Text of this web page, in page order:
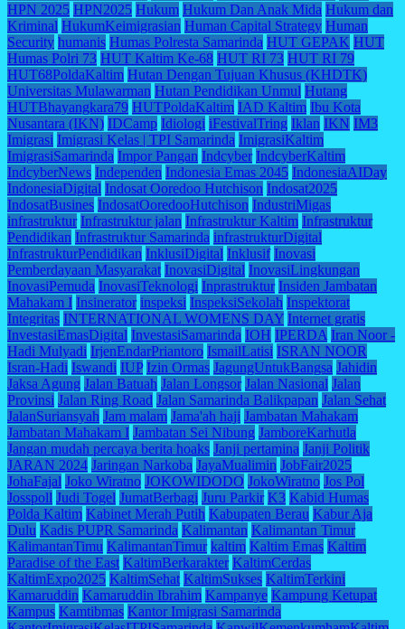
HPN 2025 HPN2025 Hukum Hukum Dan Anak Mida Hukum dan
Kriminal HukumKeimigrasian Human Capital Strategy Human
Security humanis Humas Polresta Samarinda HUT GEPAK HUT
Humas Polri 73 HUT Kaltim Ke-68 HUT RI 73 HUT RI 79
HUT68PoldaKaltim Hutan Dengan Tujuan Khusus (KHDTK)
Universitas Mulawarman Hutan Pendidikan Unmul Hutang
HUTBhayangkara79 HUTPoldaKaltim IAD Kaltim Ibu Kota
Nusantara (IKN) IDCamp Idiologi iFestivalTring Iklan IKN IM3
Imigrasi Imigrasi Kelas | TPI Samarinda ImigrasiKaltim
ImigrasiSamarinda Impor Pangan Indcyber IndcyberKaltim
IndcyberNews Independen Indonesia Emas 2045 IndonesiaAIDay
IndonesiaDigital Indosat Ooredoo Hutchison Indosat2025
IndosatBusines IndosatOoredooHutchison IndustriMigas
infrastruktur Infrastruktur jalan Infrastruktur Kaltim Infrastruktur
Pendidikan Infrastruktur Samarinda infrastrukturDigital
InfrastrukturPendidikan InklusiDigital Inklusif Inovasi
Pemberdayaan Masyarakat InovasiDigital InovasiLingkungan
InovasiPemuda InovasiTeknologi Inprastruktur Insiden Jambatan
Mahakam I Insinerator inspeksi InspeksiSekolah Inspektorat
Integritas INTERNATIONAL WOMENS DAY Internet gratis
InvestasiEmasDigital InvestasiSamarinda IOH IPERDA Iran Noor -
Hadi Mulyadi IrjenEndarPriantoro IsmailLatisi ISRAN NOOR
Isran-Hadi Iswandi IUP Izin Ormas JagungUntukBangsa Jahidin
Jaksa Agung Jalan Batuah Jalan Longsor Jalan Nasional Jalan
Provinsi Jalan Ring Road Jalan Samarinda Balikpapan Jalan Sehat
JalanSuriansyah Jam malam Jama'ah haji Jambatan Mahakam
Jambatan Mahakam I Jambatan Sei Nibung JamboreKarhutla
Jangan mudah percaya berita hoaks Janji pertamina Janji Politik
JARAN 2024 Jaringan Narkoba JayaMualimin JobFair2025
JohaFajal Joko Wiratno JOKOWIDODO JokoWiratno Jos Pol
Josspoll Judi Togel JumatBerbagi Juru Parkir K3 Kabid Humas
Polda Kaltim Kabinet Merah Putih Kabupaten Berau Kabur Aja
Dulu Kadis PUPR Samarinda Kalimantan Kalimantan Timur
KalimantanTimu KalimantanTimur kaltim Kaltim Emas Kaltim
Paradise of the East KaltimBerkarakter KaltimCerdas
KaltimExpo2025 KaltimSehat KaltimSukses KaltimTerkini
Kamaruddin Kamaruddin Ibrahim Kampanye Kampung Ketupat
Kampus Kamtibmas Kantor Imigrasi Samarinda